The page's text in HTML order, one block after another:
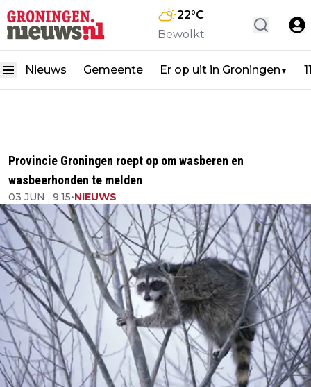
22°C
Bewolkt
Nieuws Gemeente Er op uit in Groningen ▼
Provincie Groningen roept op om wasberen en
wasbeerhonden te melden
03 JUN , 9:15•NIEUWS